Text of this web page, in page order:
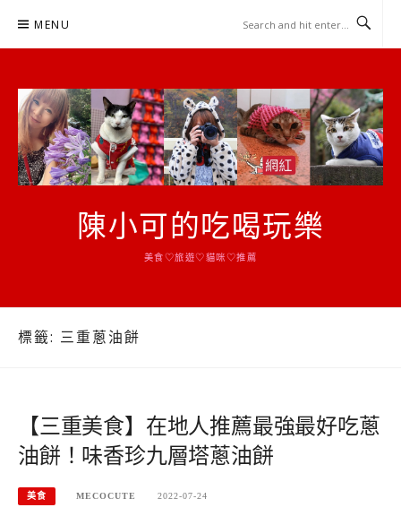
MENU
陳小可的吃喝玩樂
美食♡旅遊♡貓咪♡推薦
標籤: 三重蔥油餅
【三重美食】在地人推薦最強最好吃蔥
油餅！味香珍九層塔蔥油餅
美食 MECOCUTE 2022-07-24